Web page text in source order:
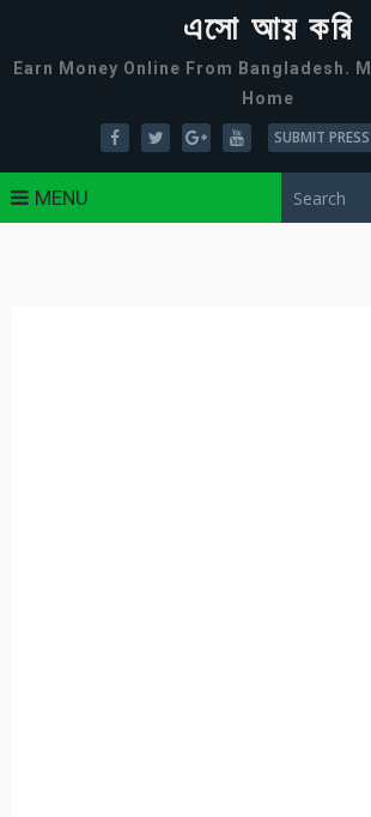
এসো আয় করি
Earn Money Online From Bangladesh.
Home
SUBMIT
MENU